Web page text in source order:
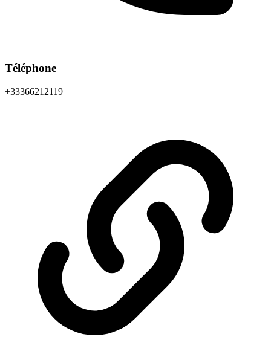
Téléphone
+33366212119